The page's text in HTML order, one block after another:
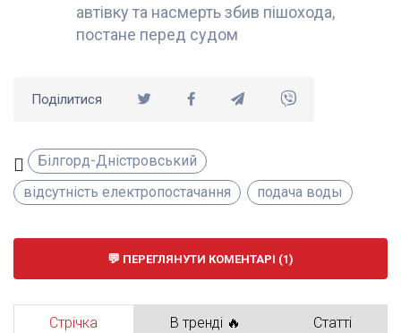
автівку та насмерть збив пішохода,
постане перед судом
Поділитися
Білгорд-Дністровський
відсутність електропостачання
подача воды
ПЕРЕГЛЯНУТИ КОМЕНТАРІ (1)
Стрічка В тренді 🔥 Статті